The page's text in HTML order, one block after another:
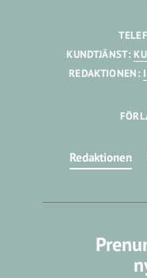
KUNDTJÄNST:
REDAKTIONEN:
Redaktionen